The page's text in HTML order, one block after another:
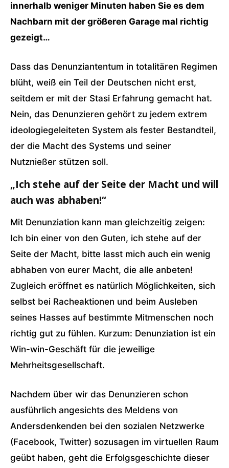
innerhalb weniger Minuten haben Sie es dem
Nachbarn mit der größeren Garage mal richtig
gezeigt…
Dass das Denunziantentum in totalitären Regimen
blüht, weiß ein Teil der Deutschen nicht erst,
seitdem er mit der Stasi Erfahrung gemacht hat.
Nein, das Denunzieren gehört zu jedem extrem
ideologiegeleiteten System als fester Bestandteil,
der die Macht des Systems und seiner
Nutznießer stützen soll.
„Ich stehe auf der Seite der Macht und will
auch was abhaben!“
Mit Denunziation kann man gleichzeitig zeigen:
Ich bin einer von den Guten, ich stehe auf der
Seite der Macht, bitte lasst mich auch ein wenig
abhaben von eurer Macht, die alle anbeten!
Zugleich eröffnet es natürlich Möglichkeiten, sich
selbst bei Racheaktionen und beim Ausleben
seines Hasses auf bestimmte Mitmenschen noch
richtig gut zu fühlen. Kurzum: Denunziation ist ein
Win-win-Geschäft für die jeweilige
Mehrheitsgesellschaft.
Nachdem über wir das Denunzieren schon
ausführlich angesichts des Meldens von
Andersdenkenden bei den sozialen Netzwerke
(Facebook, Twitter) sozusagen im virtuellen Raum
geübt haben, geht die Erfolgsgeschichte dieser